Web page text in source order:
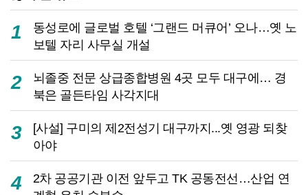
1
동성로에 글로벌 호텔 ‘그랜드 머큐어’ 오나…옛 노
보텔 자리 사무실 개설
2
뇌졸중 전문 상급종합병원 4곳 모두 대구에… 경
북은 골든타임 사각지대
3
[사설] 구미의 제2전성기 대구까지...옛 영광 되찾
아야
4
2차 공공기관 이전 앞두고 TK 공동전선…산업 연